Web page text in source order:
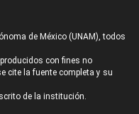
de México (UNAM), todos
con fines no
cite la fuente completa y su
de la institución.